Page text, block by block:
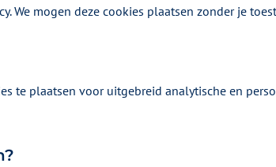
We mogen deze cookies plaatsen zonder je
te plaatsen voor uitgebreid analytische en